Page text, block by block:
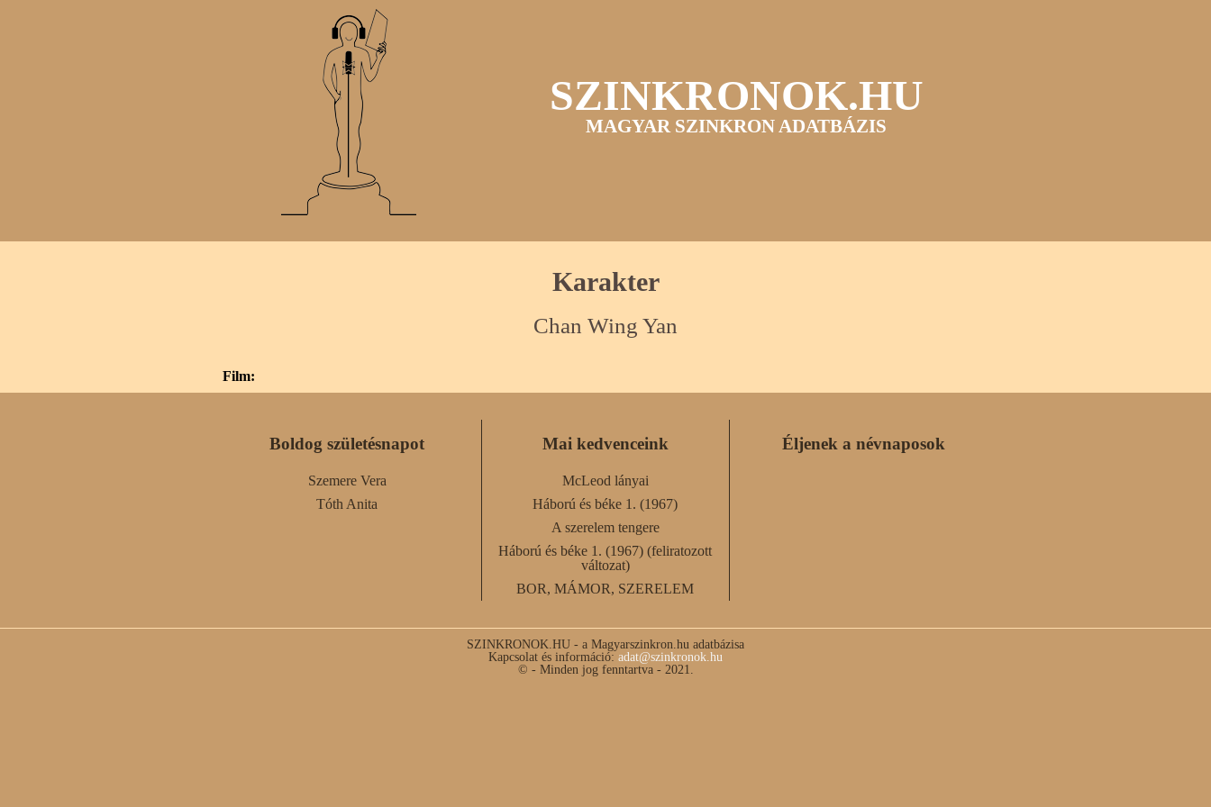
SZINKRONOK.HU
MAGYAR SZINKRON ADATBÁZIS
Karakter
Chan Wing Yan
Film:
Boldog születésnapot
Szemere Vera
Tóth Anita
Mai kedvenceink
McLeod lányai
Háború és béke 1. (1967)
A szerelem tengere
Háború és béke 1. (1967) (feliratozott
változat)
BOR, MÁMOR, SZERELEM
Éljenek a névnaposok
SZINKRONOK.HU - a Magyarszinkron.hu adatbázisa
Kapcsolat és információ: adat@szinkronok.hu
© - Minden jog fenntartva - 2021.